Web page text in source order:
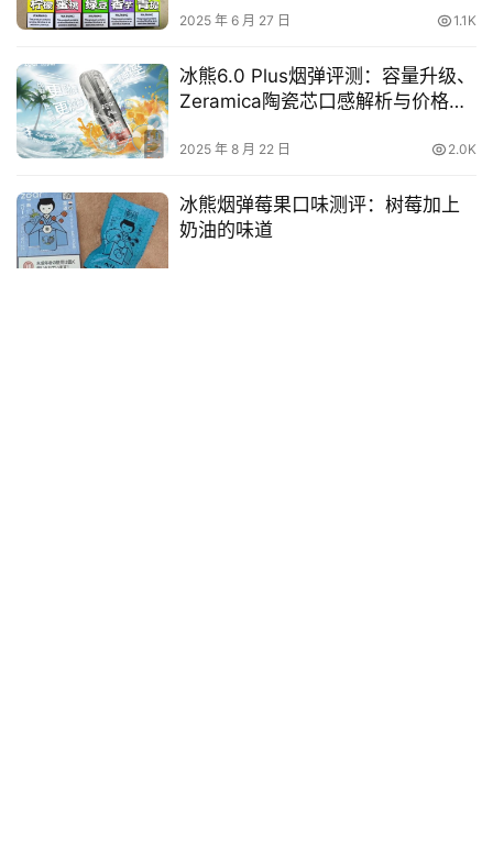
2025 年 6 月 27 日 1.1K
冰熊6.0 Plus烟弹评测：容量升级、
Zeramica陶瓷芯口感解析与价格对
2025 年 8 月 22 日 2.0K
冰熊烟弹莓果口味测评：树莓加上
奶油的味道